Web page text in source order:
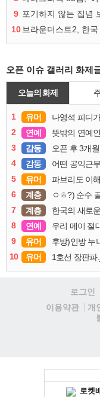
9 포기하지 않는 집념
10
오픈 이슈 갤러리 화제
오늘의 화제
1 유머 나영석 피디
2
연예 뜻밖의 연예
3
감동 오픈 후 3개
4
감동 어떤 공익근
5
유머 파브리도 이
6
계층 ㅇㅎ?) 순수
7
계층 한국의 새로
8
연예 우리 메이 절
9
유머 후방)인방 누나
10
유머 1호선 장판파
로그인
이용약관
개